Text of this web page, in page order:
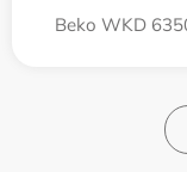
Beko WKD